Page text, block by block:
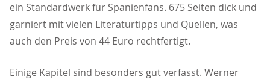
ein Standardwerk für Spanienfans. 675 Seiten dick und
garniert mit vielen Literaturtipps und Quellen, was
auch den Preis von 44 Euro rechtfertigt.
Einige Kapitel sind besonders gut verfasst. Werner